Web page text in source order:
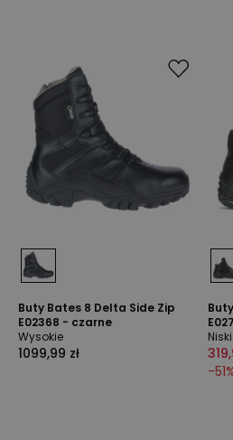
Buty Bates 8 Delta Side Zip
E02368 - czarne
Wysokie
1099,99 zł
-51